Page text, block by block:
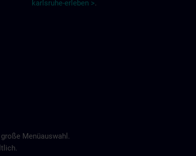
karlsruhe-erleben >.
Menüauswahl.